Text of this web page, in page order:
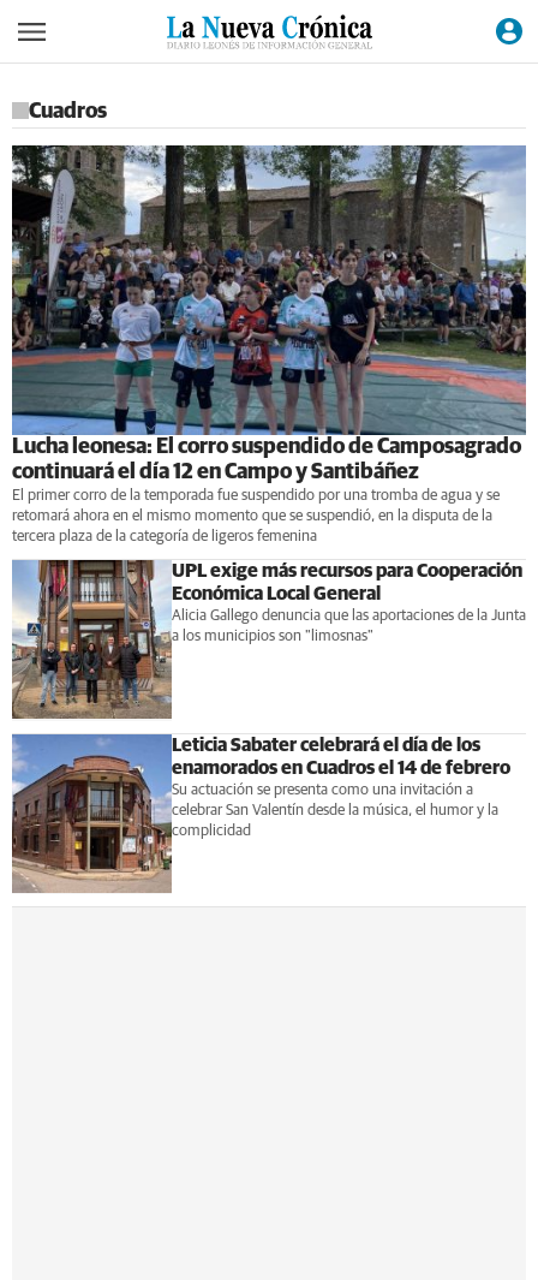
Cuadros
Lucha leonesa: El corro suspendido de Camposagrado
continuará el día 12 en Campo y Santibáñez
El primer corro de la temporada fue suspendido por una tromba de agua y se
retomará ahora en el mismo momento que se suspendió, en la disputa de la
tercera plaza de la categoría de ligeros femenina
UPL exige más recursos para Cooperación
Económica Local General
Alicia Gallego denuncia que las aportaciones de la Junta
a los municipios son "limosnas"
Leticia Sabater celebrará el día de los
enamorados en Cuadros el 14 de febrero
Su actuación se presenta como una invitación a
celebrar San Valentín desde la música, el humor y la
complicidad